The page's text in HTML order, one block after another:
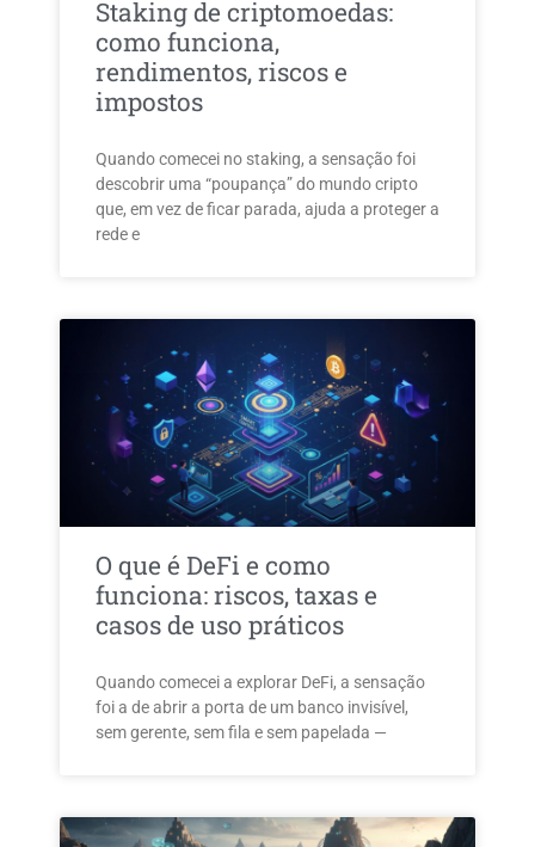
Staking de criptomoedas:
como funciona,
rendimentos, riscos e
impostos
Quando comecei no staking, a sensação foi
descobrir uma “poupança” do mundo cripto
que, em vez de ficar parada, ajuda a proteger a
rede e
O que é DeFi e como
funciona: riscos, taxas e
casos de uso práticos
Quando comecei a explorar DeFi, a sensação
foi a de abrir a porta de um banco invisível,
sem gerente, sem fila e sem papelada —